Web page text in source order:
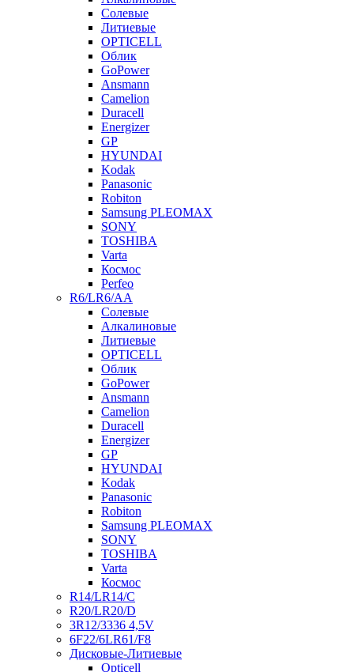
Солевые
Литиевые
OPTICELL
Облик
GoPower
Ansmann
Camelion
Duracell
Energizer
GP
HYUNDAI
Kodak
Panasonic
Robiton
Samsung PLEOMAX
SONY
TOSHIBA
Varta
Космос
Perfeo
R6/LR6/AA
Солевые
Алкалиновые
Литиевые
OPTICELL
Облик
GoPower
Ansmann
Camelion
Duracell
Energizer
GP
HYUNDAI
Kodak
Panasonic
Robiton
Samsung PLEOMAX
SONY
TOSHIBA
Varta
Космос
R14/LR14/C
R20/LR20/D
3R12/3336 4,5V
6F22/6LR61/F8
Дисковые-Литиевые
Opticell